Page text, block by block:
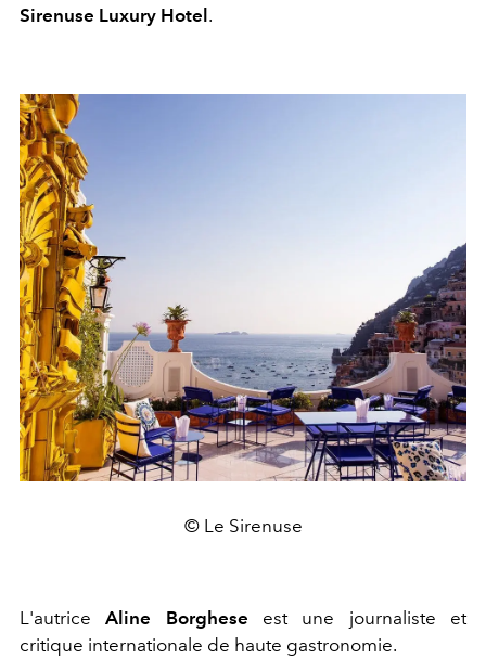
Sirenuse Luxury Hotel.
© Le Sirenuse
L'autriceAline Borghese est une journaliste et
critique internationale de haute gastronomie.